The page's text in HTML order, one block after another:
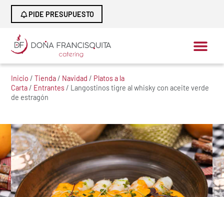
PIDE PRESUPUESTO
Inicio /Tienda / Navidad / Platos a la
Carta / Entrantes / Langostinos tigre al whisky con aceite verde
de estragón